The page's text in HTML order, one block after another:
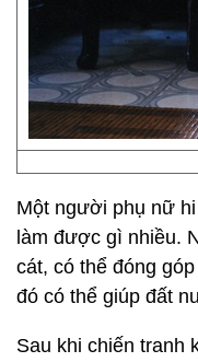
Một người phụ nữ
làm được gì nhiều.
cát, có thể đóng
đó có thể giúp đất
Sau khi chiến tranh